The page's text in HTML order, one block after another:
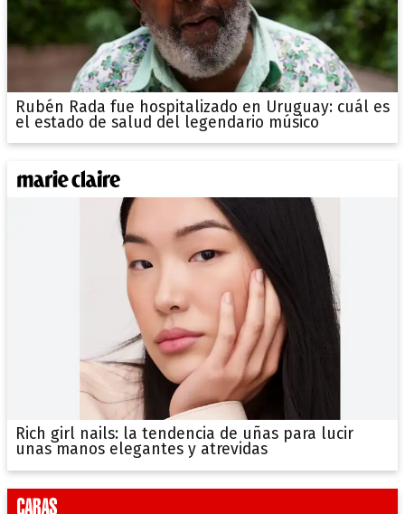
Rubén Rada fue hospitalizado en Uruguay: cuál es
el estado de salud del legendario músico
Rich girl nails: la tendencia de uñas para lucir
unas manos elegantes y atrevidas